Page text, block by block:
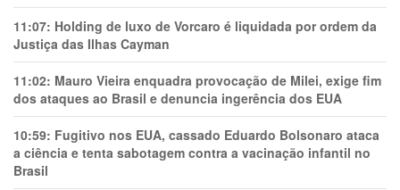
11:07: Holding de luxo de Vorcaro é liquidada por ordem da
Justiça das Ilhas Cayman
11:02: Mauro Vieira enquadra provocação de Milei, exige fim
dos ataques ao Brasil e denuncia ingerência dos EUA
10:59: Fugitivo nos EUA, cassado Eduardo Bolsonaro ataca
a ciência e tenta sabotagem contra a vacinação infantil no
Brasil